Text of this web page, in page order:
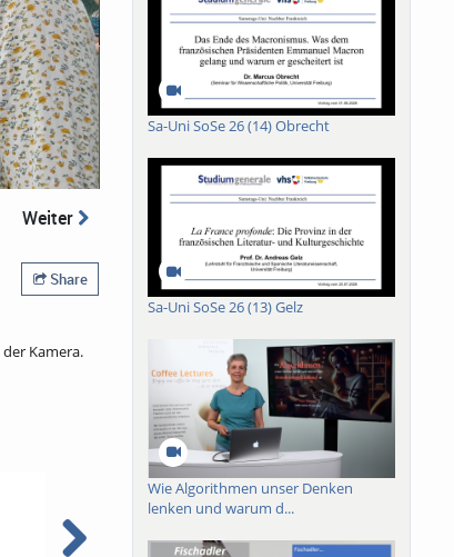
Weiter
Share
Kamera.
Sa-Uni SoSe 26 (14) Obrecht
Sa-Uni SoSe 26 (13) Gelz
Wie Algorithmen unser Denken
lenken und warum d...